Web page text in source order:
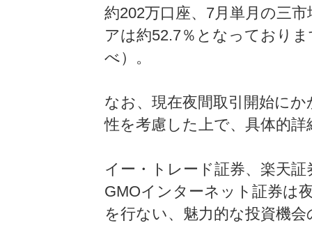
約202万口座、7月単月の三
アは約52.7％となっており
べ）。
なお、現在夜間取引開始に
性を考慮した上で、具体的
イー・トレード証券、楽天
GMOインターネット証券は
を行ない、魅力的な投資機